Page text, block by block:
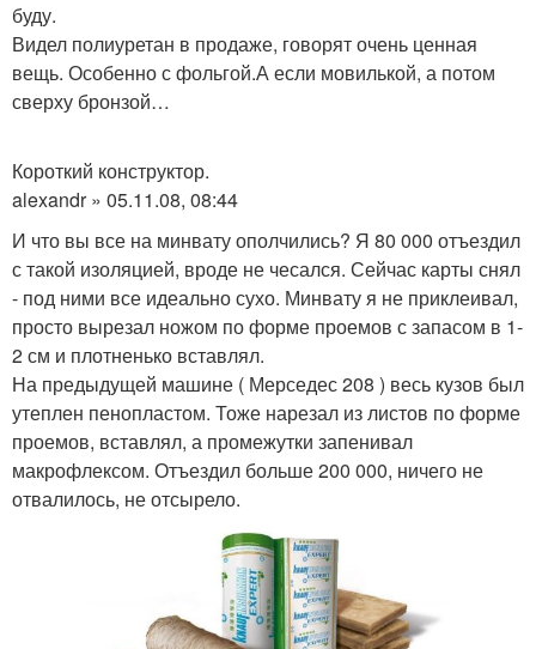
буду.
Видел полиуретан в продаже, говорят очень ценная
вещь. Особенно с фольгой.А если мовилькой, а потом
сверху бронзой…
Короткий конструктор.
alexandr » 05.11.08, 08:44
И что вы все на минвату ополчились? Я 80 000 отъездил
с такой изоляцией, вроде не чесался. Сейчас карты снял
- под ними все идеально сухо. Минвату я не приклеивал,
просто вырезал ножом по форме проемов с запасом в 1-
2 см и плотненько вставлял.
На предыдущей машине ( Мерседес 208 ) весь кузов был
утеплен пенопластом. Тоже нарезал из листов по форме
проемов, вставлял, а промежутки запенивал
макрофлексом. Отъездил больше 200 000, ничего не
отвалилось, не отсырело.